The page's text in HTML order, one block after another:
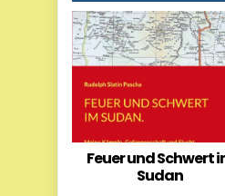
Feuer und Schwert
Sudan